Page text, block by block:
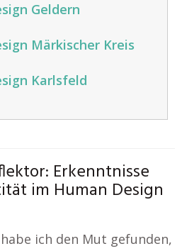
Geldern
Märkischer Kreis
Karlsfeld
Erkenntnisse
im Human Design
ich den Mut gefunden,